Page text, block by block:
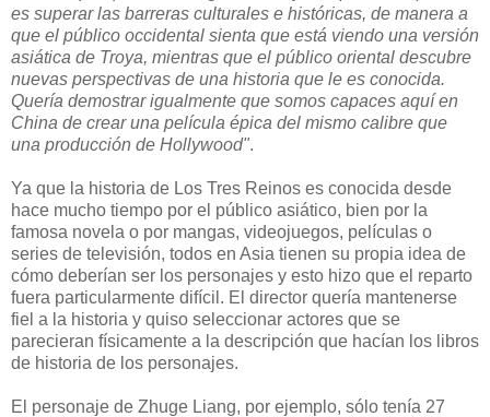
es superar las barreras culturales e históricas, de manera a
que el público occidental sienta que está viendo una versión
asiática de Troya, mientras que el público oriental descubre
nuevas perspectivas de una historia que le es conocida.
Quería demostrar igualmente que somos capaces aquí en
China de crear una película épica del mismo calibre que
una producción de Hollywood".
Ya que la historia de Los Tres Reinos es conocida desde
hace mucho tiempo por el público asiático, bien por la
famosa novela o por mangas, videojuegos, películas o
series de televisión, todos en Asia tienen su propia idea de
cómo deberían ser los personajes y esto hizo que el reparto
fuera particularmente difícil. El director quería mantenerse
fiel a la historia y quiso seleccionar actores que se
parecieran físicamente a la descripción que hacían los libros
de historia de los personajes.
El personaje de Zhuge Liang, por ejemplo, sólo tenía 27